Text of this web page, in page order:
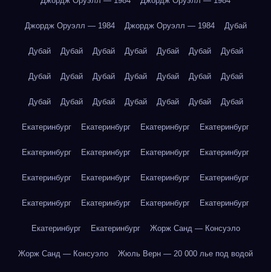
Джордж Оруэлл — 1984 Джордж Оруэлл — 1984 Дубай
Дубай Дубай Дубай Дубай Дубай Дубай Дубай
Дубай Дубай Дубай Дубай Дубай Дубай Дубай
Дубай Дубай Дубай Дубай Дубай Дубай Дубай
Екатеринбург Екатеринбург Екатеринбург Екатеринбург
Екатеринбург Екатеринбург Екатеринбург Екатеринбург
Екатеринбург Екатеринбург Екатеринбург Екатеринбург
Екатеринбург Екатеринбург Екатеринбург Екатеринбург
Екатеринбург Екатеринбург Жорж Санд — Консуэло
Жорж Санд — Консуэло Жюль Верн — 20 000 лье под водой